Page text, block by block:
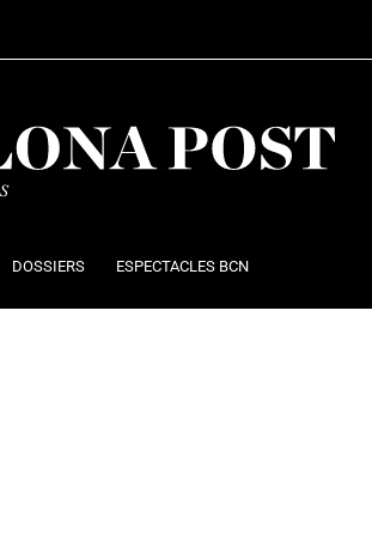
DOSSIERS ESPECTACLES BCN